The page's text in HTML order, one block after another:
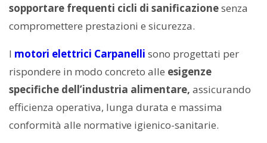
sopportare frequenti cicli di sanificazionesenza
compromettere prestazioni e sicurezza.
I motori elettrici Carpanelli sono progettati per
rispondere in modo concreto alle esigenze
specifiche dell’industria alimentare, assicurando
efficienza operativa, lunga durata e massima
conformità alle normative igienico-sanitarie.